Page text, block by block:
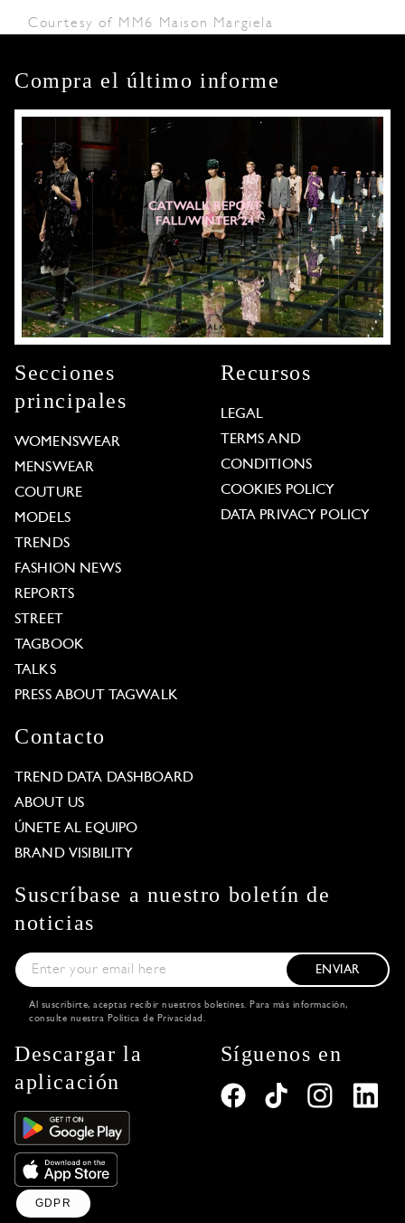
Courtesy of MM6 Maison Margiela
Compra el último informe
Secciones
principales
WOMENSWEAR
MENSWEAR
COUTURE
MODELS
TRENDS
FASHION NEWS
REPORTS
STREET
TAGBOOK
TALKS
PRESS ABOUT TAGWALK
Recursos
LEGAL
TERMS AND
CONDITIONS
COOKIES POLICY
DATA PRIVACY POLICY
Contacto
TREND DATA DASHBOARD
ABOUT US
ÚNETE AL EQUIPO
BRAND VISIBILITY
Suscríbase a nuestro boletín de
noticias
ENVIAR
Al suscribirte, aceptas recibir nuestros boletines. Para más información,
consulte nuestra Política de Privacidad .
Descargar la
aplicación
Síguenos en
GDPR